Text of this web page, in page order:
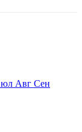
Авг Сен